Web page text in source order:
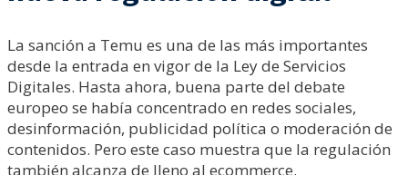
La sanción a Temu es una de las más importantes
desde la entrada en vigor de la Ley de Servicios
Digitales. Hasta ahora, buena parte del debate
europeo se había concentrado en redes sociales,
desinformación, publicidad política o moderación de
contenidos. Pero este caso muestra que la regulación
también alcanza de lleno al ecommerce.